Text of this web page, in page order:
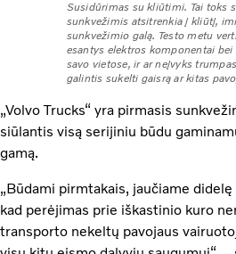
Susidūrimas su kliūtimi. Tai toks
sunkvežimis atsitrenkia į kliūtį,
sunkvežimio galą. Testo metu
esantys elektros komponentai
savo vietose, ir ar neįvyks
galintis sukelti gaisrą ar kitas
„Volvo Trucks“ yra pirmasis
siūlantis visą serijiniu būdu
gamą.
„Būdami pirmtakais, jaučiame
kad perėjimas prie iškastinio kuro
transporto nekeltų pavojaus